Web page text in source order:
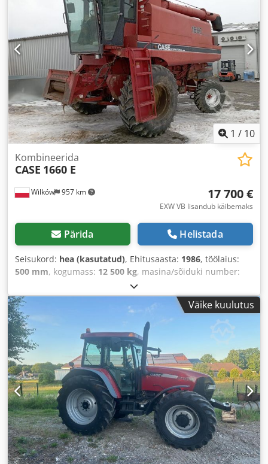
1 / 10
Wilków 957 km
Kombineerida
CASE 1660 E
17 700 €
EXW VB lisandub käibemaks
Pärida Helistada
Seisukord: hea (kasutatud), Ehitusaasta: 1986, töölaius:
500 mm, kogumass: 12 500 kg, masina/sõiduki number:
Väike kuulutus